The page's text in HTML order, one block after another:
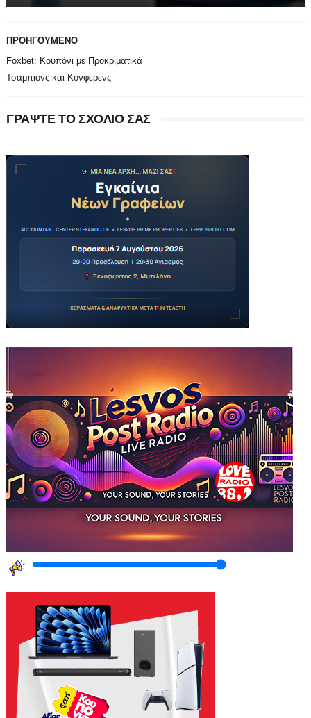
ΠΡΟΗΓΟΥΜΕΝΟ
Foxbet: Κουπόνι με Προκριματικά
Τσάμπιονς και Κόνφερενς
ΓΡΑΨΤΕ ΤΟ ΣΧΟΛΙΟ ΣΑΣ